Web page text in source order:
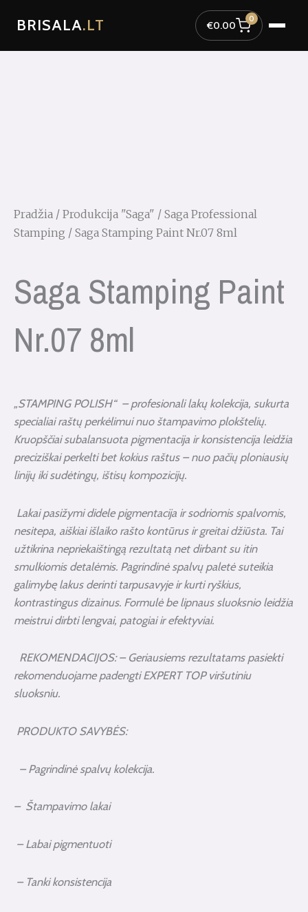
BRISALA.LT €0.00
0
Pradžia / Produkcija "Saga" / Saga Professional
Stamping / Saga Stamping Paint Nr.07 8ml
Saga Stamping Paint
Nr.07 8ml
„STAMPING POLISH“ – profesionali lakų kolekcija, sukurta
specialiai raštų perkėlimui nuo štampavimo plokštelių.
Kruopščiai subalansuota pigmentacija ir konsistencija leidžia
preciziškai perkelti bet kokius raštus – nuo pačių ploniausių
linijų iki sudėtingų, ištisų kompozicijų.
Lakai pasižymi didele pigmentacija ir sodriomis spalvomis,
nesitepa, aiškiai išlaiko rašto kontūrus ir greitai džiūsta. Tai
užtikrina nepriekaištingą rezultatą net dirbant su itin
smulkiomis detalėmis. Pagrindinė spalvų paletė suteikia
galimybę lakus derinti tarpusavyje ir kurti ryškius,
kontrastingus dizainus. Formulė be lipnaus sluoksnio leidžia
meistrui dirbti lengvai, patogiai ir efektyviai.
REKOMENDACIJOS: – Geriausiems rezultatams pasiekti
rekomenduojame padengti EXPERT TOP viršutiniu
sluoksniu.
PRODUKTO SAVYBĖS:
– Pagrindinė spalvų kolekcija.
– Štampavimo lakai
–Labai pigmentuoti
– Tanki konsistencija